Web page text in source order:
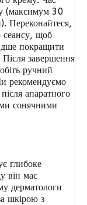
(максимум 30
Переконайтеся,
сеансу, щоб
покращити
завершення
ручний
рекомендуємо
апаратного
сонячними
глибоке
він має
дерматологи
шкірою з